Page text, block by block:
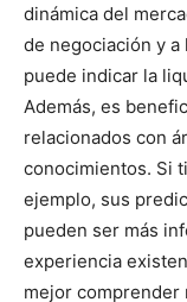
dinámica del
de negociación y
puede indicar la
Además, es
relacionados con
conocimientos. Si
ejemplo, sus
pueden ser más
experiencia
mejor comprender